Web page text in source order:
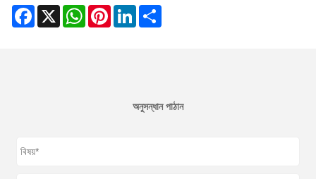
Facebook
X WhatsAppPinterestLinkedIn
অনুসন্ধান পাঠান